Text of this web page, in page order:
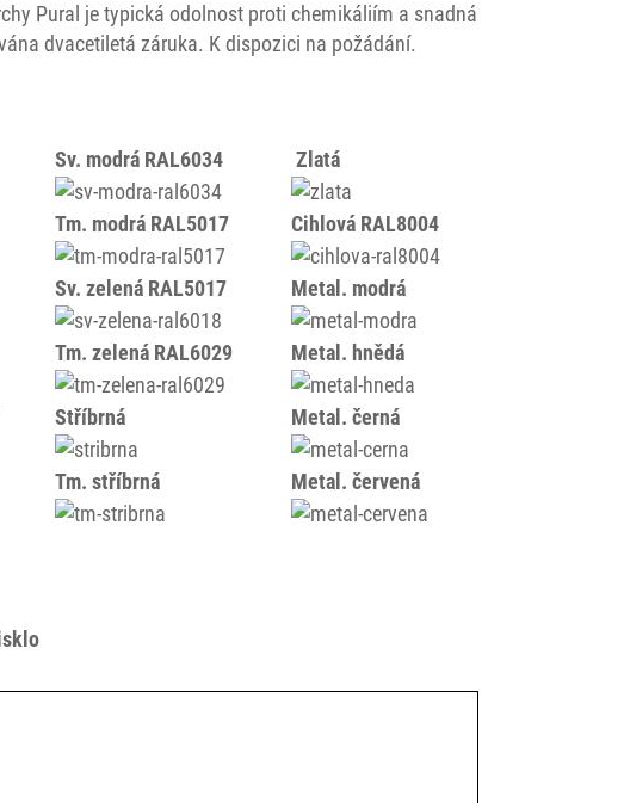
Pural je typická odolnost proti chemikáliím a snadná
dvacetiletá záruka. K dispozici na požádání.
Sv. modrá RAL6034 Zlatá
Tm. modrá RAL5017 Cihlová RAL8004
Sv. zelená RAL5017 Metal. modrá
Tm. zelená RAL6029 Metal. hnědá
Stříbrná Metal. černá
Tm. stříbrná Metal. červená